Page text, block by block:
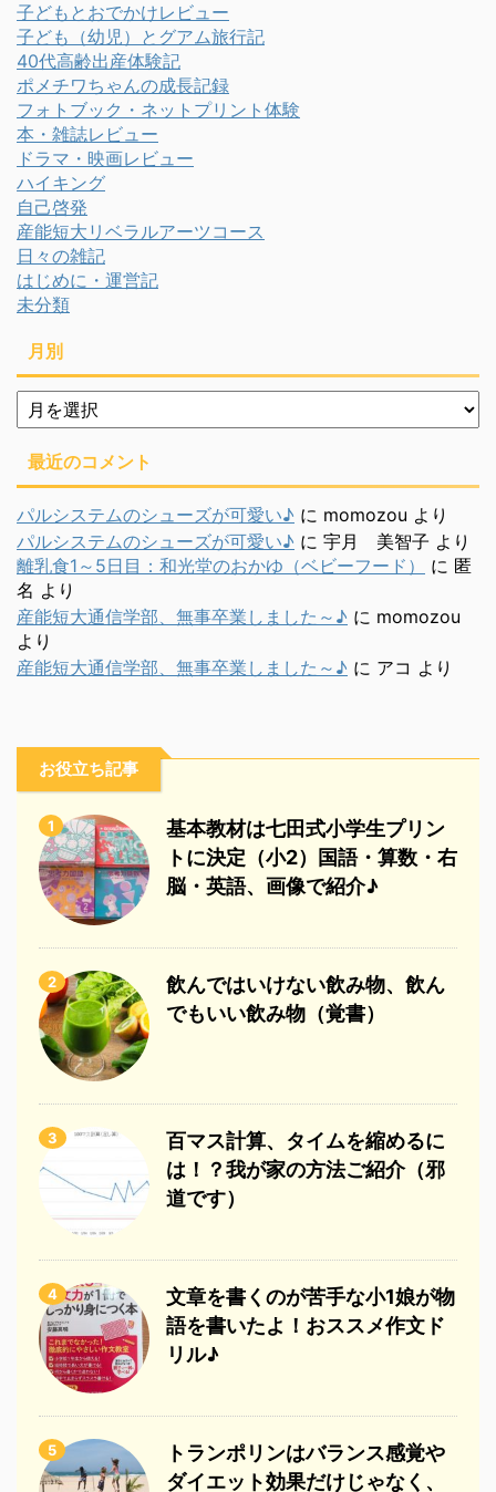
子どもとおでかけレビュー
子ども（幼児）とグアム旅行記
40代高齢出産体験記
ポメチワちゃんの成長記録
フォトブック・ネットプリント体験
本・雑誌レビュー
ドラマ・映画レビュー
ハイキング
自己啓発
産能短大リベラルアーツコース
日々の雑記
はじめに・運営記
未分類
月別
月
別
最近のコメント
パルシステムのシューズが可愛い♪ に momozou より
パルシステムのシューズが可愛い♪ に 宇月 美智子 より
離乳食1～5日目：和光堂のおかゆ（ベビーフード）
に 匿
名 より
産能短大通信学部、無事卒業しました～♪ に momozou
より
産能短大通信学部、無事卒業しました～♪ に アコ より
お役立ち記事
1
基本教材は七田式小学生プリン
トに決定（小2）国語・算数・右
脳・英語、画像で紹介♪
2
飲んではいけない飲み物、飲ん
でもいい飲み物（覚書）
3
百マス計算、タイムを縮めるに
は！？我が家の方法ご紹介（邪
道です）
4
文章を書くのが苦手な小1娘が物
語を書いたよ！おススメ作文ド
リル♪
5
トランポリンはバランス感覚や
ダイエット効果だけじゃなく、